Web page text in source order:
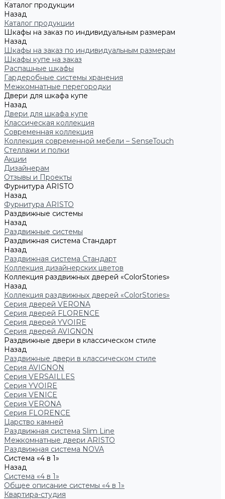
Каталог продукции
Назад
Каталог продукции
Шкафы на заказ по индивидуальным размерам
Назад
Шкафы на заказ по индивидуальным размерам
Шкафы купе на заказ
Распашные шкафы
Гардеробные системы хранения
Межкомнатные перегородки
Двери для шкафа купе
Назад
Двери для шкафа купе
Классическая коллекция
Современная коллекция
Коллекция современной мебели – SenseTouch
Стеллажи и полки
Акции
Дизайнерам
Отзывы и Проекты
Фурнитура ARISTO
Назад
Фурнитура ARISTO
Раздвижные системы
Назад
Раздвижные системы
Раздвижная система Стандарт
Назад
Раздвижная система Стандарт
Коллекция дизайнерских цветов
Коллекция раздвижных дверей «ColorStories»
Назад
Коллекция раздвижных дверей «ColorStories»
Серия дверей VERONA
Серия дверей FLORENCE
Серия дверей YVOIRE
Серия дверей AVIGNON
Раздвижные двери в классическом стиле
Назад
Раздвижные двери в классическом стиле
Серия AVIGNON
Серия VERSAILLES
Серия YVOIRE
Серия VENICE
Серия VERONA
Серия FLORENCE
Царство камней
Раздвижная система Slim Line
Межкомнатные двери ARISTO
Раздвижная система NOVA
Система «4 в 1»
Назад
Система «4 в 1»
Общее описание системы «4 в 1»
Квартира-студия